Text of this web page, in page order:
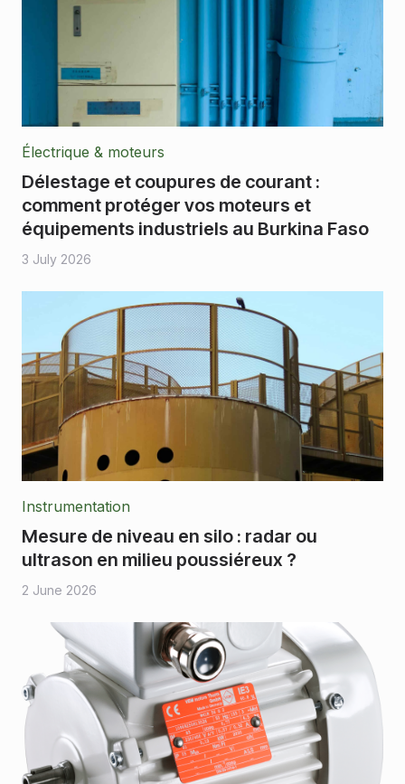
Électrique & moteurs
Délestage et coupures de courant :
comment protéger vos moteurs et
équipements industriels au Burkina Faso
3 July 2026
Instrumentation
Mesure de niveau en silo : radar ou
ultrason en milieu poussiéreux ?
2 June 2026